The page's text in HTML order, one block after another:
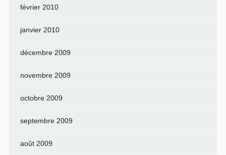
février 2010
janvier 2010
décembre 2009
novembre 2009
octobre 2009
septembre 2009
août 2009